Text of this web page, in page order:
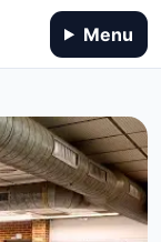
Menu